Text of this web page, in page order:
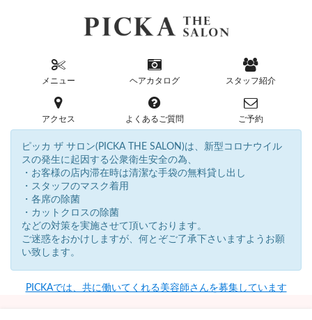
メニュー ヘアカタログ スタッフ紹介
アクセス よくあるご質問 ご予約
ピッカ ザ サロン(PICKA THE SALON)は、新型コロナウイル
スの発生に起因する公衆衛生安全の為、
・お客様の店内滞在時は清潔な手袋の無料貸し出し
・スタッフのマスク着用
・各席の除菌
・カットクロスの除菌
などの対策を実施させて頂いております。
ご迷惑をおかけしますが、何とぞご了承下さいますようお願
い致します。
PICKAでは、共に働いてくれる美容師さんを募集しています